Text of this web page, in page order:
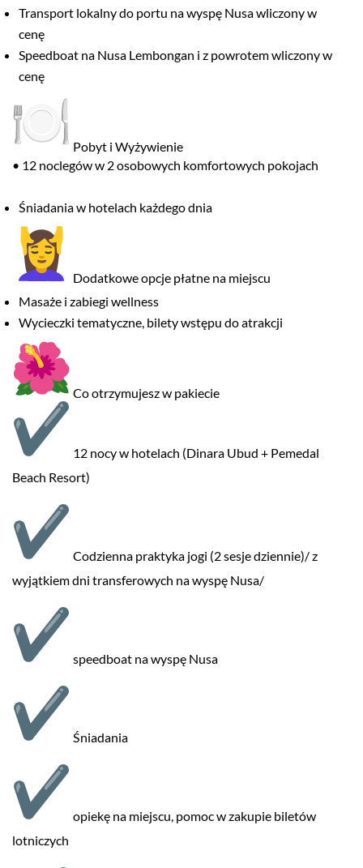
Transport lokalny do portu na wyspę Nusa wliczony w
cenę
Speedboat na Nusa Lembongan i z powrotem wliczony w
cenę
Pobyt i Wyżywienie
• 12 noclegów w 2 osobowych komfortowych pokojach
Śniadania w hotelach każdego dnia
Dodatkowe opcje płatne na miejscu
Masaże i zabiegi wellness
Wycieczki tematyczne, bilety wstępu do atrakcji
Co otrzymujesz w pakiecie
12 nocy w hotelach (Dinara Ubud + Pemedal
Beach Resort)
Codzienna praktyka jogi (2 sesje dziennie)/ z
wyjątkiem dni transferowych na wyspę Nusa/
speedboat na wyspę Nusa
Śniadania
opiekę na miejscu, pomoc w zakupie biletów
lotniczych